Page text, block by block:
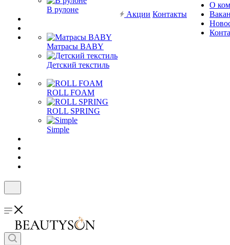
В рулоне
Матрасы BABY
Детский текстиль
ROLL FOAM
ROLL SPRING
Simple
Акции Контакты
О